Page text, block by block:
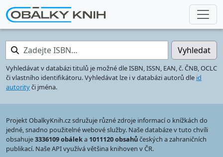
Zadejte ISBN… Vyhledat
Vyhledávat v databázi titulů je možné dle ISBN, ISSN, EAN, č. ČNB, OCLC
či vlastního identifikátoru. Vyhledávat lze i v databázi autorů dle id
autorityči jména.
Projekt ObalkyKnih.cz sdružuje různé zdroje informací o knížkách do
jedné, snadno použitelné webové služby. Naše databáze v tuto chvíli
obsahuje3336109 obáleka 1011120 obsahůčeských a zahraničních
publikací. Naše API využívá většina knihoven v ČR.